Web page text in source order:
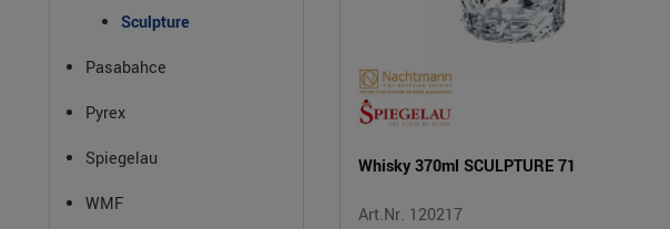
Sculpture
Pasabahce
Pyrex
Spiegelau
WMF
Whisky 370ml SCULPTURE 71
Art.Nr. 120217